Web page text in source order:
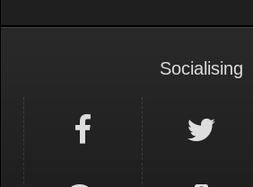
Socialising